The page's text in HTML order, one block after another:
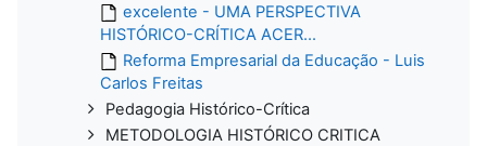
excelente - UMA PERSPECTIVA
HISTÓRICO-CRÍTICA ACER...
Reforma Empresarial da Educação - Luis
Carlos Freitas
Pedagogia Histórico-Crítica
METODOLOGIA HISTÓRICO CRITICA